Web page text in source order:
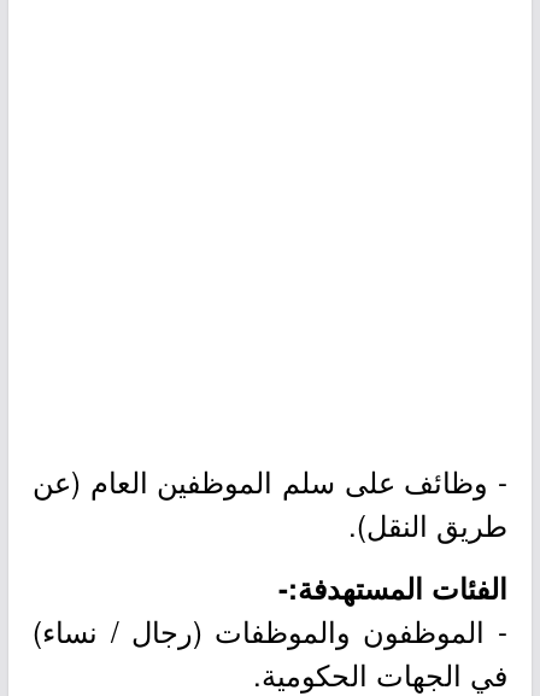
- وظائف على سلم الموظفين العام (عن
طريق النقل).
الفئات المستهدفة:-
- الموظفون والموظفات (رجال / نساء)
في الجهات الحكومية.